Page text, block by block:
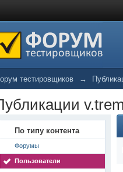
тестировщиков →
По типу контента
Форумы
Пользователи